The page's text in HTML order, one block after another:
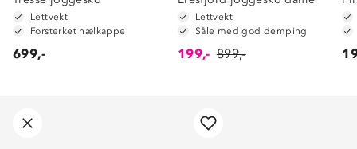
Lettvekt
Forsterket hælkappe
699,-
Lettvekt
Såle med god demping
199,- 899,-